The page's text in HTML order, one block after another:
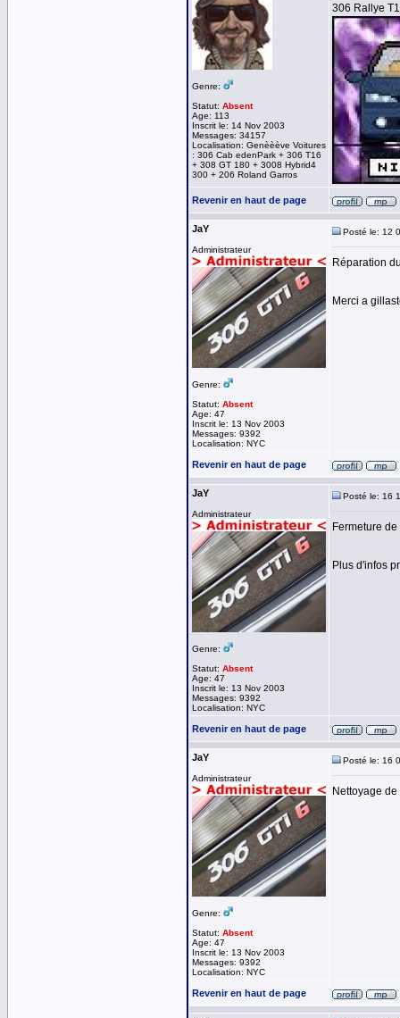
Genre:
Statut: Absent
Age: 113
Inscrit le: 14 Nov 2003
Messages: 34157
Localisation: Genèèève Voitures
: 306 Cab edenPark + 306 T16
+ 308 GT 180 + 3008 Hybrid4
300 + 206 Roland Garros
306 Rallye
Revenir en haut de page
JaY
Administrateur
Genre:
Statut: Absent
Age: 47
Inscrit le: 13 Nov 2003
Messages: 9392
Localisation: NYC
Posté le: 12
Réparation
Merci a
Revenir en haut de page
JaY
Administrateur
Genre:
Statut: Absent
Age: 47
Inscrit le: 13 Nov 2003
Messages: 9392
Localisation: NYC
Posté le: 16
Fermeture
Plus d'infos
Revenir en haut de page
JaY
Administrateur
Genre:
Statut: Absent
Age: 47
Inscrit le: 13 Nov 2003
Messages: 9392
Localisation: NYC
Posté le: 16
Nettoyage
Revenir en haut de page